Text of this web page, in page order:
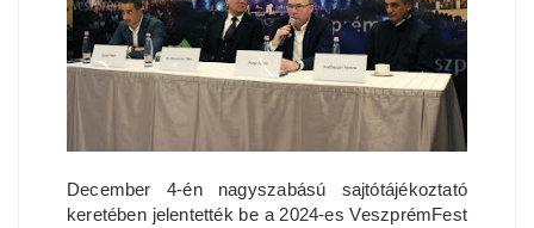
December 4-én nagyszabású sajtótájékoztató
keretében jelentették be a 2024-es VeszprémFest